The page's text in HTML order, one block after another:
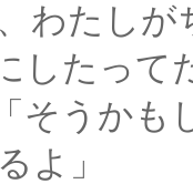
わたし
けで
ぬが
よ」